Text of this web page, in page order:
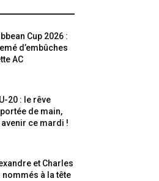
Cup 2026 :
d’embûches
AC
20 : le rêve
de main,
ce mardi !
et Charles
à la tête